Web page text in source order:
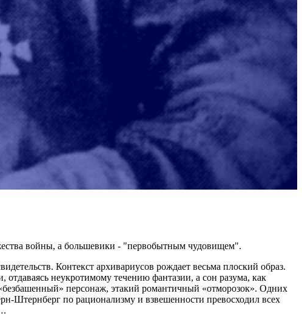
войны, а большевики - "первобытным чудовищем".
Контекст архивариусов рождает весьма плоский образ.
неукротимому течению фантазии, а сон разума, как
персонаж, этакий романтичный «отморозок». Одних
Штернберг по рационализму и взвешенности превосходил всех